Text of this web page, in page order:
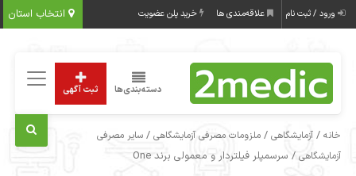
انتخاب استان ورود / ثبت نام علاقه‌مندی ها خرید پلن عضویت
دسته‌بندی‌ها ثبت آگهی
خانه /آزمایشگاهی /ملزومات مصرفی آزمایشگاهی /سایر مصرفی
آزمایشگاهی / سرسمپلر فیلتردار و معمولی برند One